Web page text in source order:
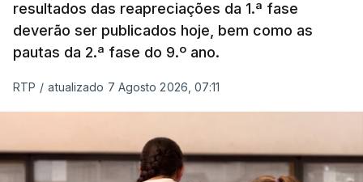
resultados das reapreciações da 1.ª fase
deverão ser publicados hoje, bem como as
pautas da 2.ª fase do 9.º ano.
RTP / atualizado 7 Agosto 2026, 07:11